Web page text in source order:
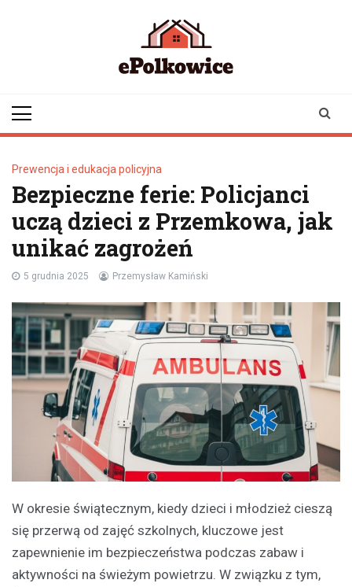
Prewencja i edukacja policyjna
Bezpieczne ferie: Policjanci
uczą dzieci z Przemkowa, jak
unikać zagrożeń
5 grudnia 2025 Przemysław Kamiński
W okresie świątecznym, kiedy dzieci i młodzież cieszą
się przerwą od zajęć szkolnych, kluczowe jest
zapewnienie im bezpieczeństwa podczas zabaw i
aktywności na świeżym powietrzu. W związku z tym,